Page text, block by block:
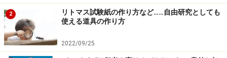
2
リトマス試験紙の作り方など……自由研究としても
使える道具の作り方
2022/09/25